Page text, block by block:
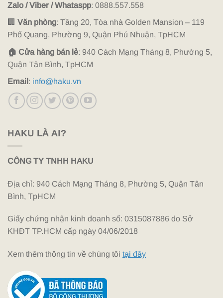
Zalo / Viber / Whataspp: 0888.557.558
🏢 Văn phòng: Tầng 20, Tòa nhà Golden Mansion – 119
Phổ Quang, Phường 9, Quận Phú Nhuận, TpHCM
🏠 Cửa hàng bán lẻ: 940 Cách Mạng Tháng 8, Phường 5,
Quận Tân Bình, TpHCM
Email : info@haku.vn
HAKU LÀ AI?
CÔNG TY TNHH HAKU
Địa chỉ: 940 Cách Mạng Tháng 8, Phường 5, Quận Tân
Bình, TpHCM
Giấy chứng nhận kinh doanh số: 0315087886 do Sở
KHĐT TP.HCM cấp ngày 04/06/2018
Xem thêm thông tin về chúng tôi tại đây